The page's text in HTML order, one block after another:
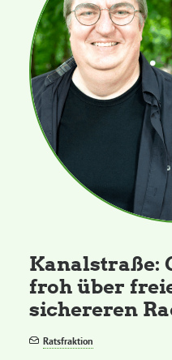
Kanalstraße:
froh über
sichereren
Ratsfraktion